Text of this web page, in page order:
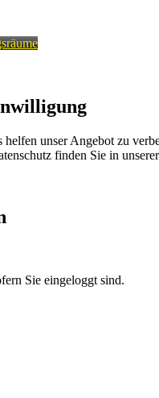
unser Angebot zu
finden Sie in unserer
Sie eingeloggt sind.